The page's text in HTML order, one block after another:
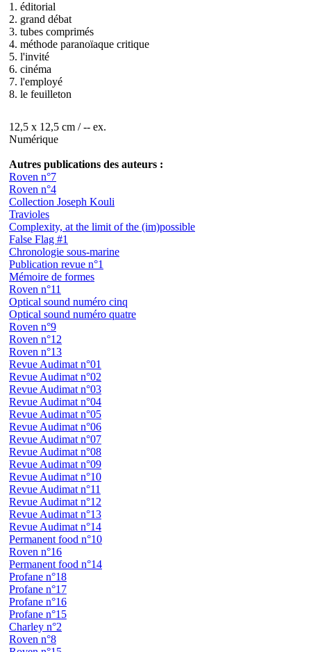
1. éditorial
2. grand débat
3. tubes comprimés
4. méthode paranoïaque critique
5. l'invité
6. cinéma
7. l'employé
8. le feuilleton
12,5 x 12,5 cm / -- ex.
Numérique
Autres publications des auteurs :
Roven n°7
Roven n°4
Collection Joseph Kouli
Travioles
Complexity, at the limit of the (im)possible
False Flag #1
Chronologie sous-marine
Publication revue n°1
Mémoire de formes
Roven n°11
Optical sound numéro cinq
Optical sound numéro quatre
Roven n°9
Roven n°12
Roven n°13
Revue Audimat n°01
Revue Audimat n°02
Revue Audimat n°03
Revue Audimat n°04
Revue Audimat n°05
Revue Audimat n°06
Revue Audimat n°07
Revue Audimat n°08
Revue Audimat n°09
Revue Audimat n°10
Revue Audimat n°11
Revue Audimat n°12
Revue Audimat n°13
Revue Audimat n°14
Permanent food n°10
Roven n°16
Permanent food n°14
Profane n°18
Profane n°17
Profane n°16
Profane n°15
Charley n°2
Roven n°8